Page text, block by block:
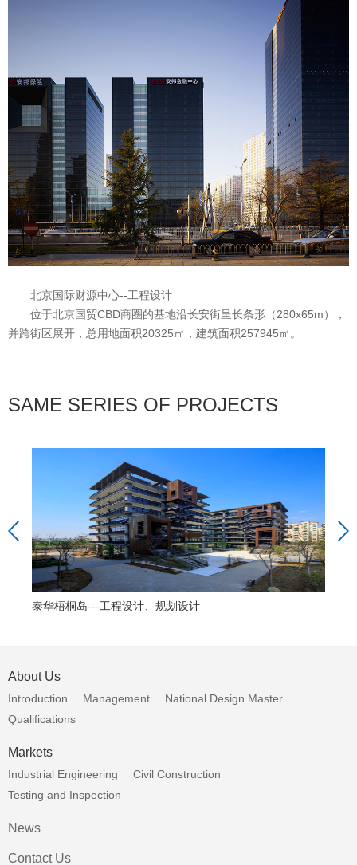
北京国际财源中心--工程设计
位于北京国贸CBD商圈的基地沿长安街呈长条形（280x65m），
并跨街区展开，总用地面积20325㎡，建筑面积257945㎡。
SAME SERIES OF PROJECTS
泰华梧桐岛---工程设计、规划设计
About Us
Introduction Management
National Design Master
Qualifications
Markets
Industrial Engineering
Civil Construction
Testing and Inspection
News
Contact Us